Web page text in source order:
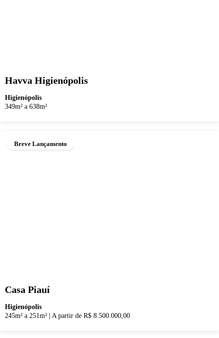
Havva Higienópolis
Higienópolis
349m² a 638m²
Breve Lançamento
Casa Piauí
Higienópolis
245m² a 251m²
A partir de R$ 8.500.000,00